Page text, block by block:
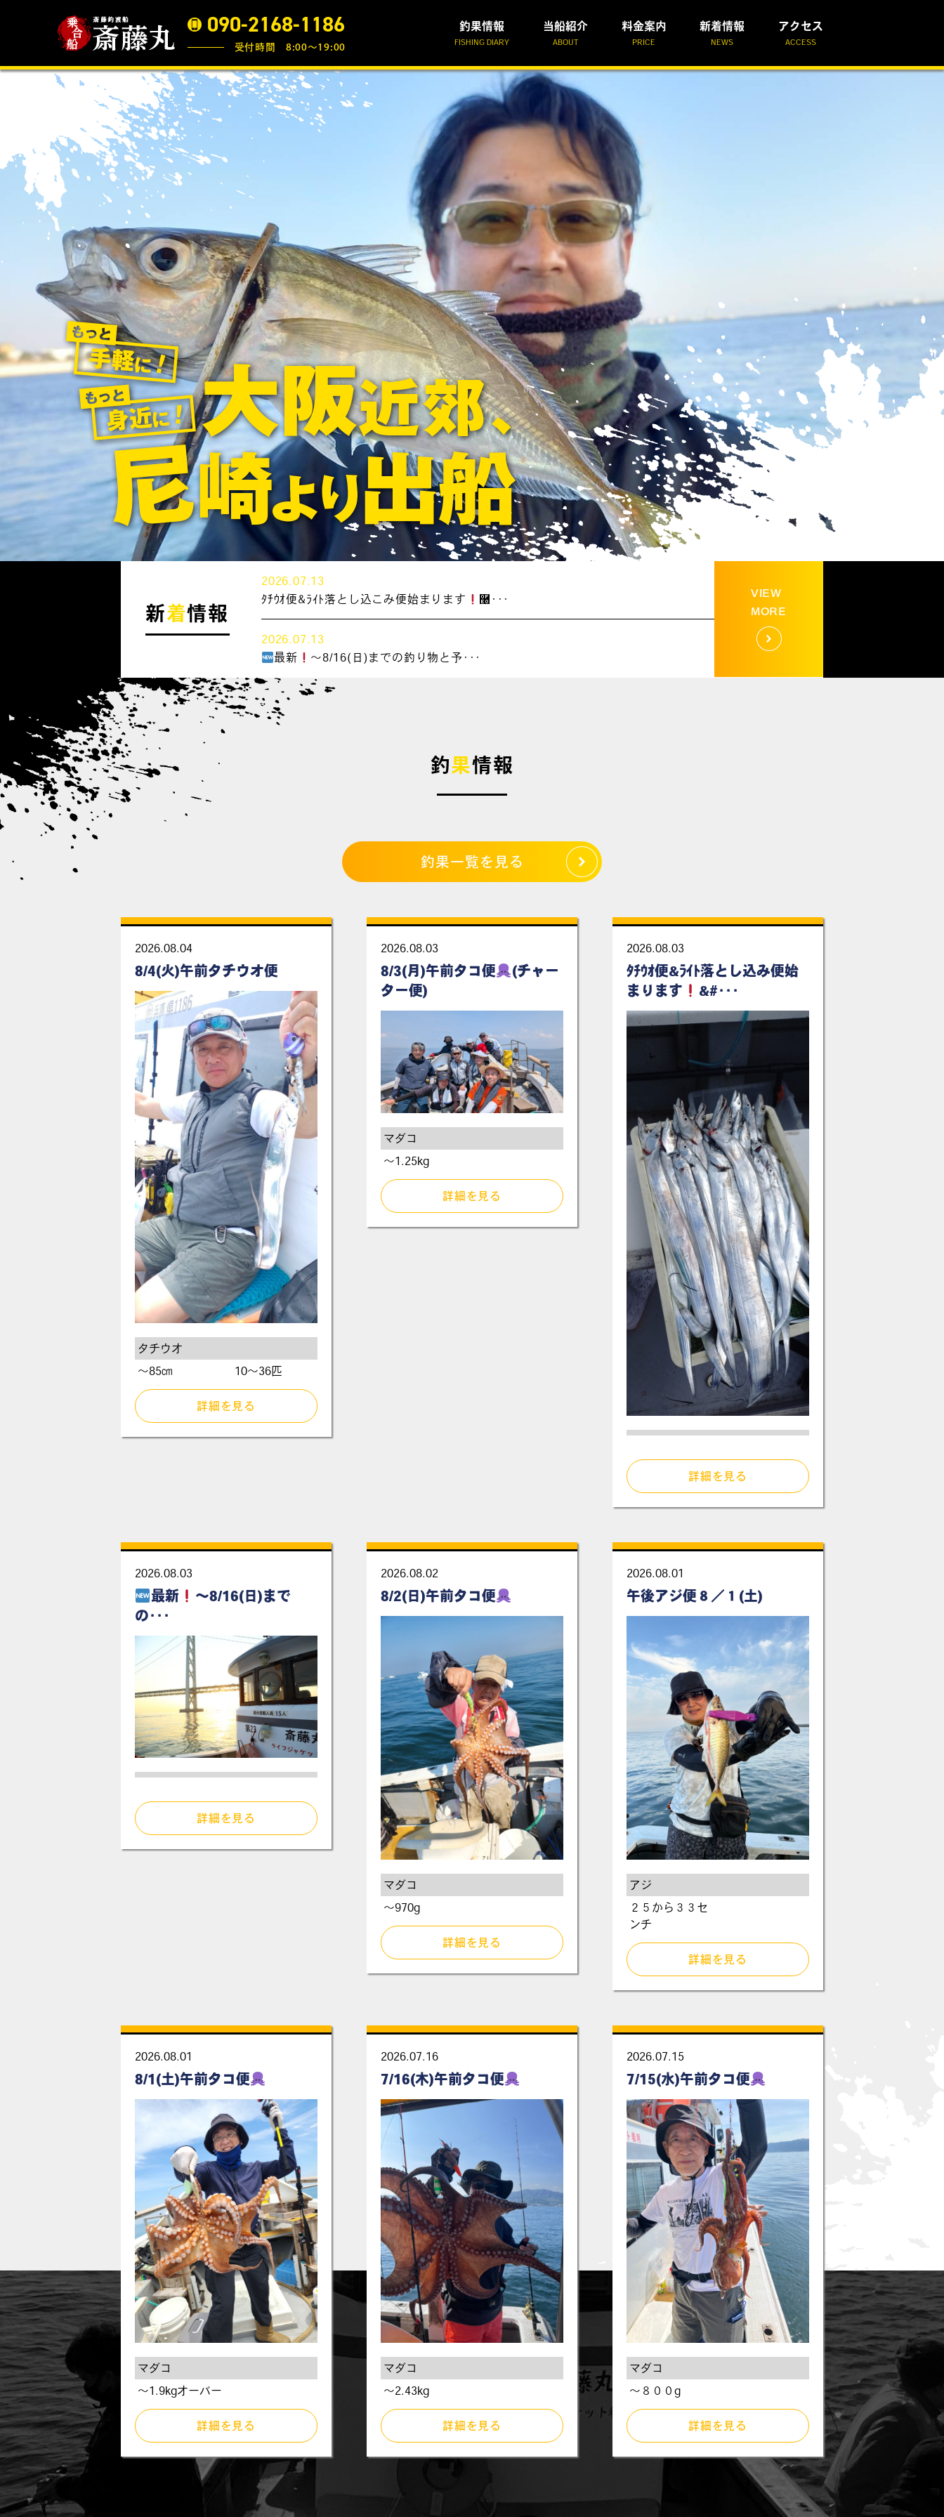
090-2168-1186
受付時間 8:00〜19:00
釣果情報
FISHING DIARY
当船紹介
ABOUT
料金案内
PRICE
新着情報
NEWS
アクセス
ACCESS
新着情報
2026.07.13
ﾀﾁｳｵ便&ﾗｲﾄ落とし込こみ便始まります
࿠･･･
2026.07.13
最新
～8/16(日)までの釣り物と予･･･
VIEW
MORE
釣果情報
釣果一覧を見る
2026.08.04
8/4(火)午前タチウオ便
タチウオ
〜85㎝
10～36匹
詳細を見る
2026.08.03
8/3(月)午前タコ便
(チャー
ター便)
マダコ
〜1.25kg
詳細を見る
2026.08.03
ﾀﾁｳｵ便&ﾗｲﾄ落とし込み便始
まります
&#･･･
詳細を見る
2026.08.03
最新
～8/16(日)まで
の･･･
詳細を見る
2026.08.02
8/2(日)午前タコ便
マダコ
～970g
詳細を見る
2026.08.01
午後アジ便８／１(土)
アジ
２５から３３セ
ンチ
詳細を見る
2026.08.01
8/1(土)午前タコ便
マダコ
～1.9kgオーバー
詳細を見る
2026.07.16
7/16(木)午前タコ便
マダコ
〜2.43kg
詳細を見る
2026.07.15
7/15(水)午前タコ便
マダコ
〜８００g
詳細を見る